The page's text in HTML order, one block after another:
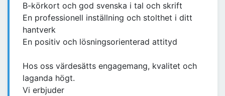
B-körkort och god svenska i tal och skrift
En professionell inställning och stolthet i ditt
hantverk
En positiv och lösningsorienterad attityd
Hos oss värdesätts engagemang, kvalitet och
laganda högt.
Vi erbjuder